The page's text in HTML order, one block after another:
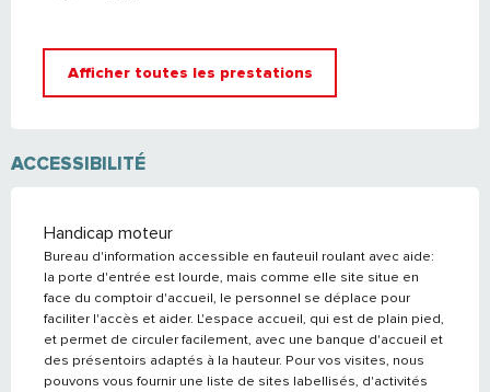
Afficher toutes les prestations
ACCESSIBILITÉ
Handicap moteur
Bureau d'information accessible en fauteuil roulant avec aide:
la porte d'entrée est lourde, mais comme elle site situe en
face du comptoir d'accueil, le personnel se déplace pour
faciliter l'accès et aider. L'espace accueil, qui est de plain pied,
et permet de circuler facilement, avec une banque d'accueil et
des présentoirs adaptés à la hauteur. Pour vos visites, nous
pouvons vous fournir une liste de sites labellisés, d'activités